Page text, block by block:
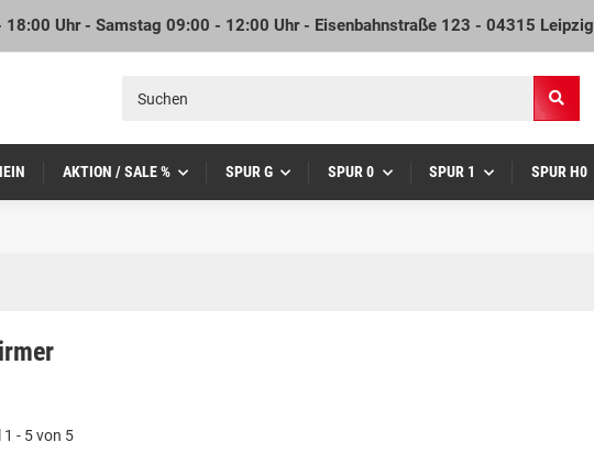
Uhr - Samstag 09:00 - 12:00 Uhr - Eisenbahnstraße 123 - 04315 Leipzig
AKTION / SALE % SPUR G SPUR 0 SPUR 1 SPUR H0
1 - 5 von 5